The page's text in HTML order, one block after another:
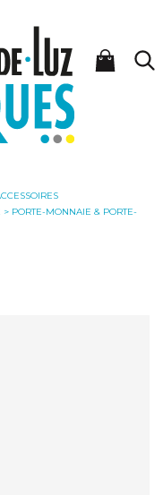
Luz Boutiques
PORTE-MONNAIE & PORTE-